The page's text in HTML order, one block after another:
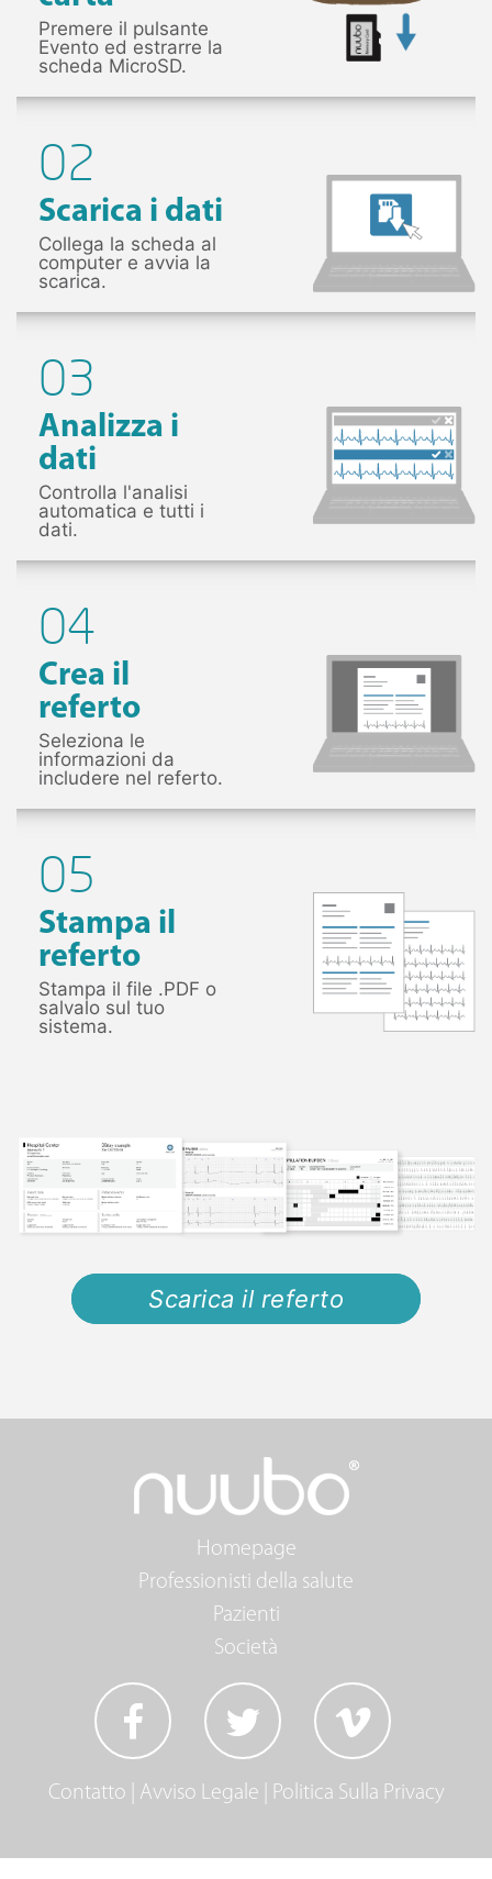
Premere il pulsante
Evento ed estrarre la
scheda MicroSD.
02
Scarica i dati
Collega la scheda al
computer e avvia la
scarica.
03
Analizza i
dati
Controlla l'analisi
automatica e tutti i
dati.
04
Crea il
referto
Seleziona le
informazioni da
includere nel referto.
05
Stampa il
referto
Stampa il file .PDF o
salvalo sul tuo
sistema.
Scarica il referto
Homepage
Professionisti della salute
Pazienti
Società
Contatto Avviso Legale Politica Sulla Privacy